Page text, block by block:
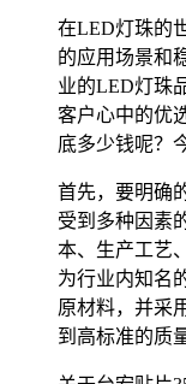
在LED灯珠的
的应用场景和
业的LED灯珠
客户心中的优
底多少钱呢？
首先，要明确
受到多种因素
本、生产工艺
为行业内知名
原材料，并采
到高标准的质